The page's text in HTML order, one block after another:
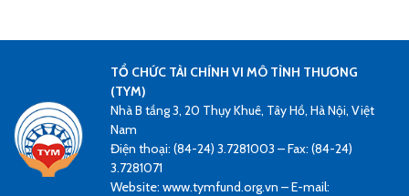
TỔ CHỨC TÀI CHÍNH VI MÔ TÌNH THƯƠNG
(TYM)
Nhà B tầng 3, 20 Thụy Khuê, Tây Hồ, Hà Nội, Việt
Nam
Điện thoại: (84-24) 3.7281003 – Fax: (84-24)
3.7281071
Website: www.tymfund.org.vn – E-mail: